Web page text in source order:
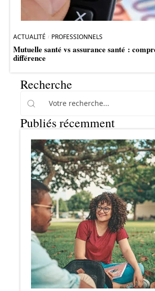
ACTUALITÉ PROFESSIONNELS
Mutuelle santé vs assurance santé :
différence
Recherche
Publiés récemment